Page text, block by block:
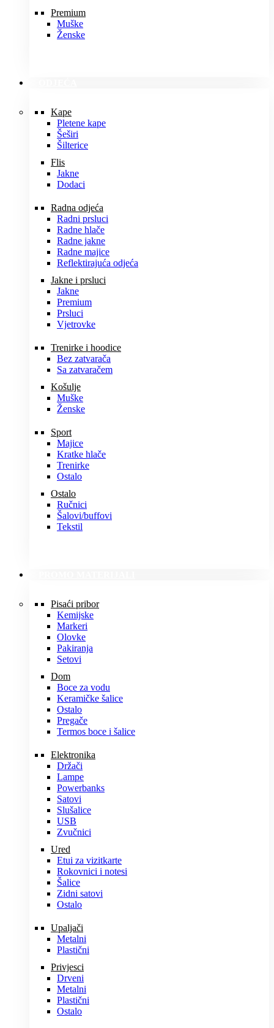
Premium
Muške
Ženske
Kape
Pletene kape
Šeširi
Šilterice
Flis
Jakne
Dodaci
Radna odjeća
Radni prsluci
Radne hlače
Radne jakne
Radne majice
Reflektirajuća odjeća
Jakne i prsluci
Jakne
Premium
Prsluci
Vjetrovke
Trenirke i hoodice
Bez zatvarača
Sa zatvaračem
Košulje
Muške
Ženske
Sport
Majice
Kratke hlače
Trenirke
Ostalo
Ostalo
Ručnici
Šalovi/buffovi
Tekstil
Pisaći pribor
Kemijske
Markeri
Olovke
Pakiranja
Setovi
Dom
Boce za vodu
Keramičke šalice
Ostalo
Pregače
Termos boce i šalice
Elektronika
Držači
Lampe
Powerbanks
Satovi
Slušalice
USB
Zvučnici
Ured
Etui za vizitkarte
Rokovnici i notesi
Šalice
Zidni satovi
Ostalo
Upaljači
Metalni
Plastični
Privjesci
Drveni
Metalni
Plastični
Ostalo